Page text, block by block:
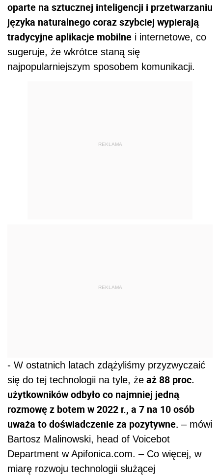
oparte na sztucznej inteligencji i przetwarzaniu
języka naturalnego coraz szybciej wypierają
tradycyjne aplikacje mobilne i internetowe, co
sugeruje, że wkrótce staną się
najpopularniejszym sposobem komunikacji.
REKLAMA
REKLAMA
- W ostatnich latach zdążyliśmy przyzwyczaić
się do tej technologii na tyle, że aż 88 proc.
użytkowników odbyło co najmniej jedną
rozmowę z botem w 2022 r., a 7 na 10 osób
uważa to doświadczenie za pozytywne. – mówi
Bartosz Malinowski, head of Voicebot
Department w Apifonica.com. – Co więcej, w
miarę rozwoju technologii służącej